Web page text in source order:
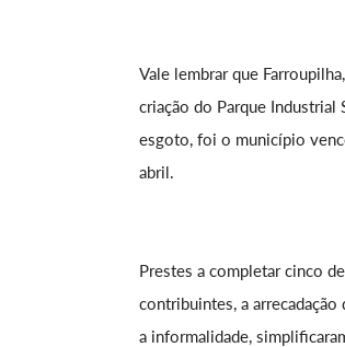
Vale lembrar que
criação do Parque Industrial
esgoto, foi o município
abril.
Prestes a completar cinco
contribuintes, a
a informalidade,